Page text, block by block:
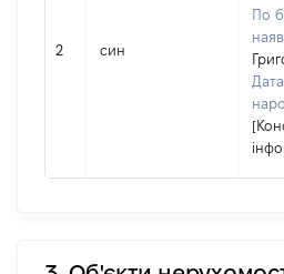
2 син
По
Дата